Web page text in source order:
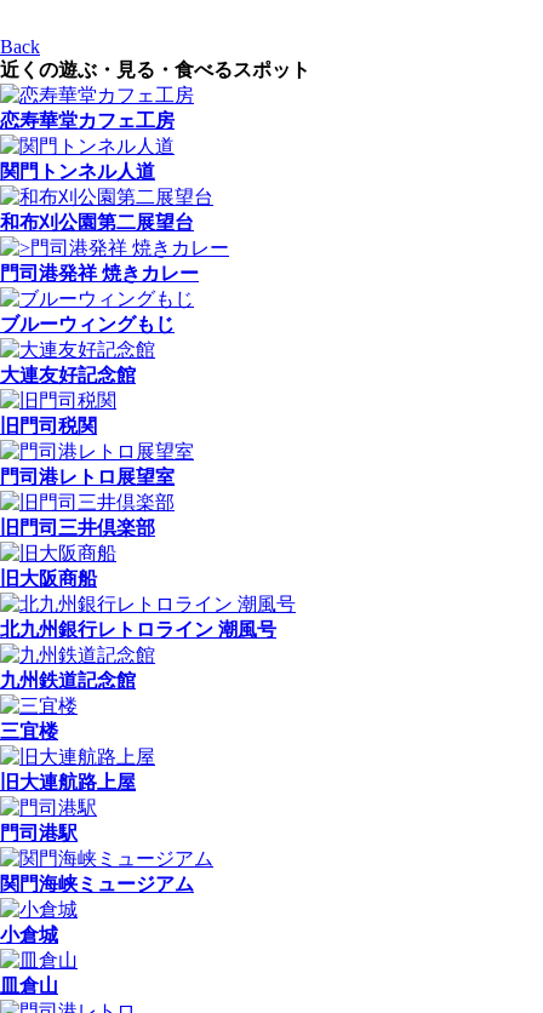
Back
近くの遊ぶ・見る・食べるスポット
恋寿華堂カフェ工房
関門トンネル人道
和布刈公園第二展望台
門司港発祥 焼きカレー
ブルーウィングもじ
大連友好記念館
旧門司税関
門司港レトロ展望室
旧門司三井倶楽部
旧大阪商船
北九州銀行レトロライン 潮風号
九州鉄道記念館
三宜楼
旧大連航路上屋
門司港駅
関門海峡ミュージアム
小倉城
皿倉山